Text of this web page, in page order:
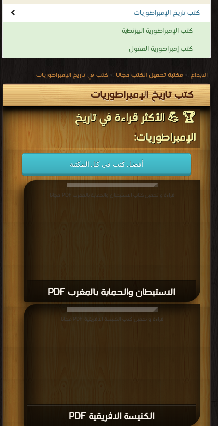
كتب تاريخ الإمبراطوريات
كتب تاريخ الإمبراطوريات
كتب الإمبراطورية البيزنطية
كتب إمبراطورية المغول
الابداع > مكتبة تحميل الكتب مجانا > كتب في تاريخ الإمبراطوريات
كتب تاريخ الإمبراطوريات
🏆 💪 الأكثر قراءة في تاريخ
الإمبراطوريات:
أفضل كتب في كل المكتبة
الاستيطان والحماية بالمغرب PDF
قراءة و تحميل كتاب الاستيطان والحماية بالمغرب PDF مجانا
الكنيسة الافريقية PDF
قراءة و تحميل كتاب الكنيسة الافريقية PDF مجانا